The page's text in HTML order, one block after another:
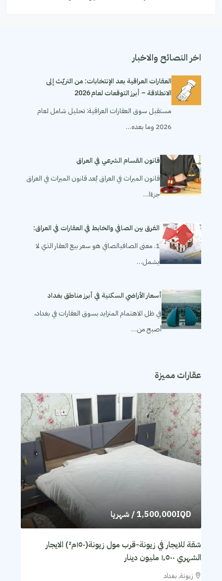
اخر النصائح والاخبار
العقارات العراقية بعد الإنتخابات: من التريّث إلى
الانطلاقة – أبرز التوقعات لعام 2026
مستقبل سوق العقارات العراقية: تحليل شامل لعام
2026 وما بعده…
قانون القسام الشرعي في العراق
قانون الميراث في العراق يُعد قانون الميراث في العراق
جزءًا…
الفرق بين الصافي والخابط في العقارات في العراق:
1. معنى الصافيالصافي هو سعر بيع العقار الذي لا
يشمل…
أسعار الأراضي السكنية في أبرز مناطق بغداد
في ظل الاهتمام المتزايد بسوق العقارات في بغداد،
أصبح من…
عقارات مميزة
1,500,000IQD/ شهريا
شقة للايجار في زيونة-قرب مول زيونة(١٥٠م²) الايجار
الشهري ١٬٥٠٠ مليون دينار
زيونة, بغداد